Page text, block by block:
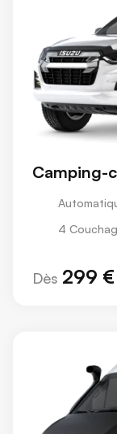
Camping-
4
Dès 299 €